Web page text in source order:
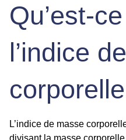
Qu’est-
l’indice
L’indice de masse
divisant la masse